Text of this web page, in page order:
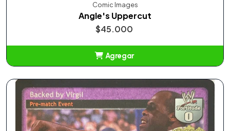
Comic Images
Angle's Uppercut
$45.000
Agregar